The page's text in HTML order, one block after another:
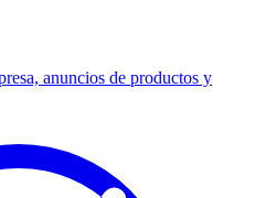
anuncios de productos y